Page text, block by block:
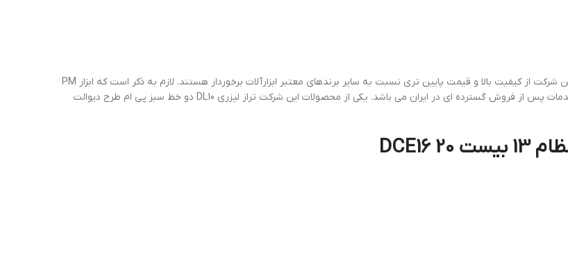
برند پی ام تولید کننده ابزار آلات چینی درجه الف است. محصولات تولید شده این شرکت از کیفیت بالا و قیمت پایین تری نسبت به سایر برندهای معتبر ابزارآلات برخوردار هستند. لازم به ذکر است که ابزار PM
بر طبق استانداردهای جهانی تولید و به بازار عرضه می گردد و در ضمن دارای خدمات پس از فروش گسترده ای در ایران می باشد. یکی از محصولات این شرکت تراز لیزری DL10 دو خط سبز پی ام طرح دیوالت